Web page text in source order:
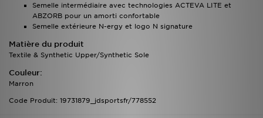
Semelle intermédiaire avec technologies ACTEVA LITE et
ABZORB pour un amorti confortable
Semelle extérieure N-ergy et logo N signature
Matière du produit
Textile & Synthetic Upper/Synthetic Sole
Couleur:
Marron
Code Produit: 19731879_jdsportsfr/778552